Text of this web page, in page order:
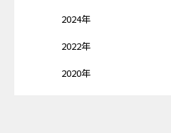
2024年
2022年
2020年